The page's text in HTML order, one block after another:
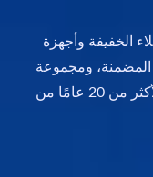
الخفيفة وأجهزة
المضمنة، ومجموعة
واسعة من حلول تكامل أنظمة الكمبيوتر لأكثر من 20 عامًا من